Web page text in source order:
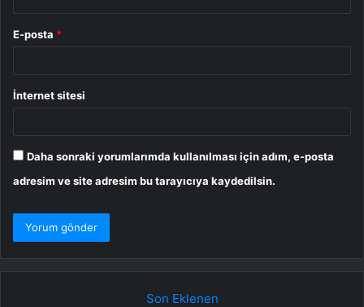
E-posta *
İnternet sitesi
Daha sonraki yorumlarımda kullanılması için adım, e-posta
adresim ve site adresim bu tarayıcıya kaydedilsin.
Son Eklenen